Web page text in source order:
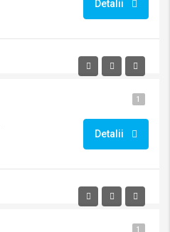
Detalii
1
Detalii
1